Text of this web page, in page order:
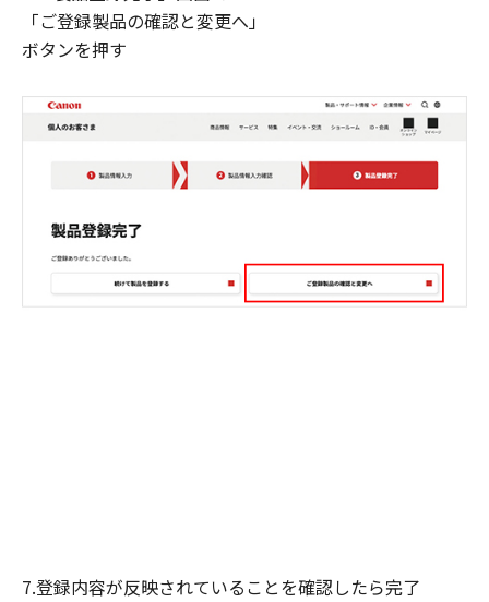
「ご登録製品の確認と変更へ」
ボタンを押す
7.登録内容が反映されていることを確認したら完了